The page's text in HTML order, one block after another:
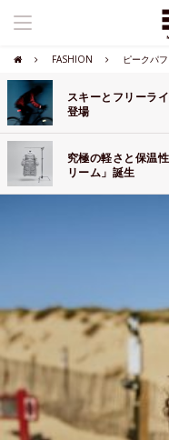
FASHION ピークパ
スキーとフリーラ
登場
究極の軽さと保温
リーム」誕生